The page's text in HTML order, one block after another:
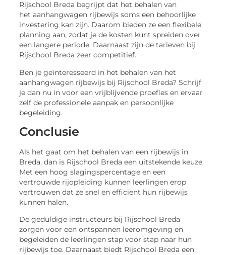
Rijschool Breda begrijpt dat het behalen van
het aanhangwagen rijbewijs soms een behoorlijke
investering kan zijn. Daarom bieden ze een flexibele
planning aan, zodat je de kosten kunt spreiden over
een langere periode. Daarnaast zijn de tarieven bij
Rijschool Breda zeer competitief.
Ben je geïnteresseerd in het behalen van het
aanhangwagen rijbewijs bij Rijschool Breda? Schrijf
je dan nu in voor een vrijblijvende proefles en ervaar
zelf de professionele aanpak en persoonlijke
begeleiding.
Conclusie
Als het gaat om het behalen van een rijbewijs in
Breda, dan is Rijschool Breda een uitstekende keuze.
Met een hoog slagingspercentage en een
vertrouwde rijopleiding kunnen leerlingen erop
vertrouwen dat ze snel en efficiënt hun rijbewijs
kunnen halen.
De geduldige instructeurs bij Rijschool Breda
zorgen voor een ontspannen leeromgeving en
begeleiden de leerlingen stap voor stap naar hun
rijbewijs toe. Daarnaast biedt Rijschool Breda een